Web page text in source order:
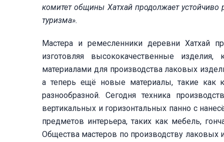
комитет общины Хатхай продолжает
туризма».
Мастера и ремесленники деревни Хатхай
изготовляя высококачественные
материалами для производства лаковых
а теперь ещё новые материалы, такие как
разнообразной. Сегодня техника
вертикальных и горизонтальных панно с
предметов интерьера, таких как мебель,
Общества мастеров по производству лаковых